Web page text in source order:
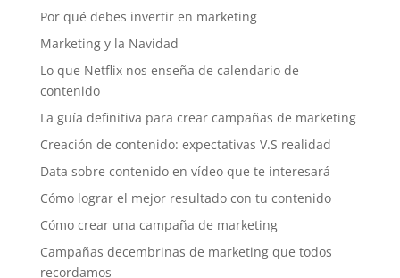
Por qué debes invertir en marketing
Marketing y la Navidad
Lo que Netflix nos enseña de calendario de
contenido
La guía definitiva para crear campañas de marketing
Creación de contenido: expectativas V.S realidad
Data sobre contenido en vídeo que te interesará
Cómo lograr el mejor resultado con tu contenido
Cómo crear una campaña de marketing
Campañas decembrinas de marketing que todos
recordamos